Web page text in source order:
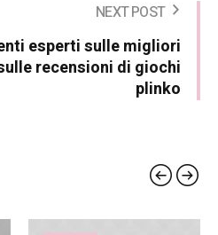
NEXT POST
esperti sulle migliori
recensioni di giochi
plinko